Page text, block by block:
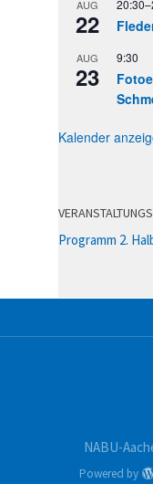
AUG
22
20:30–
AUG
23
9:30
Kalender
Programm 2.
NABU-
Powered by